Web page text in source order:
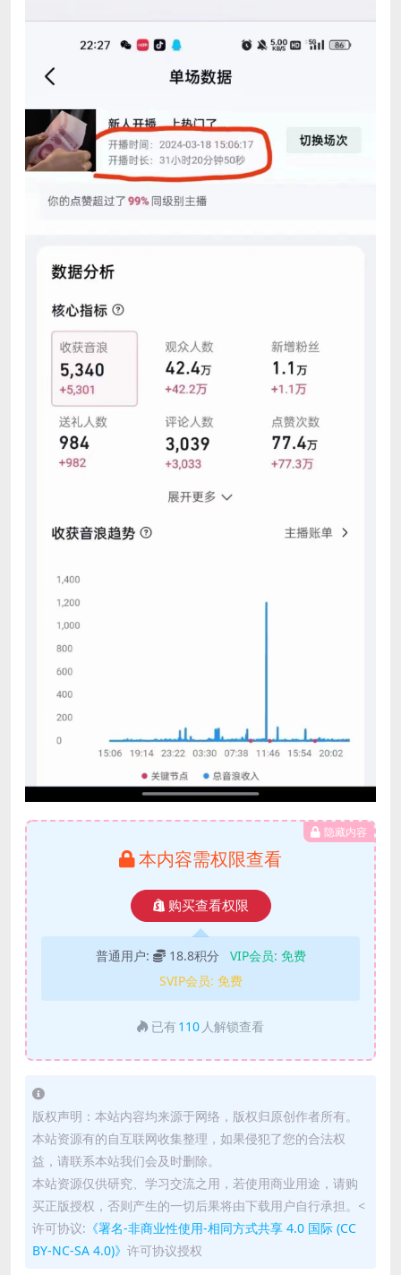
隐藏内容
本内容需权限查看
购买查看权限
普通用户: 18.8积分 VIP会员: 免费
SVIP会员: 免费
已有 110 人解锁查看
版权声明：本站内容均来源于网络，版权归原创作者所有。
本站资源有的自互联网收集整理，如果侵犯了您的合法权
益，请联系本站我们会及时删除。
本站资源仅供研究、学习交流之用，若使用商业用途，请购
买正版授权，否则产生的一切后果将由下载用户自行承担。<
许可协议: 《署名-非商业性使用-相同方式共享 4.0 国际 (CC
BY-NC-SA 4.0)》 许可协议授权